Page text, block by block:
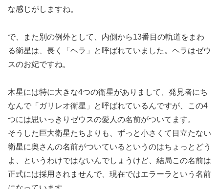
な感じがしますね。
で、また別の例外として、内側から13番目の軌道をまわ
る衛星は、長く「ヘラ」と呼ばれていました。ヘラはゼウ
スのお妃ですね。
木星には特に大きな4つの衛星がありまして、発見者にち
なんで「ガリレオ衛星」と呼ばれているんですが、この4
つには思いっきりゼウスの愛人の名前がついてます。
そうした巨大衛星たちよりも、ずっと小さくて目立たない
衛星に奥さんの名前がついているというのはちょっとどう
よ、というわけではないんでしょうけど、結局この名前は
正式には採用されませんで、現在ではエラーラという名前